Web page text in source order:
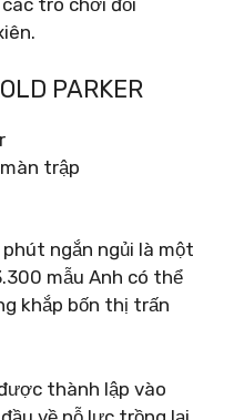
trò chơi đổi
PARKER
trập
ngắn ngủi là một
mẫu Anh có thể
khắp bốn thị trấn
thành lập vào